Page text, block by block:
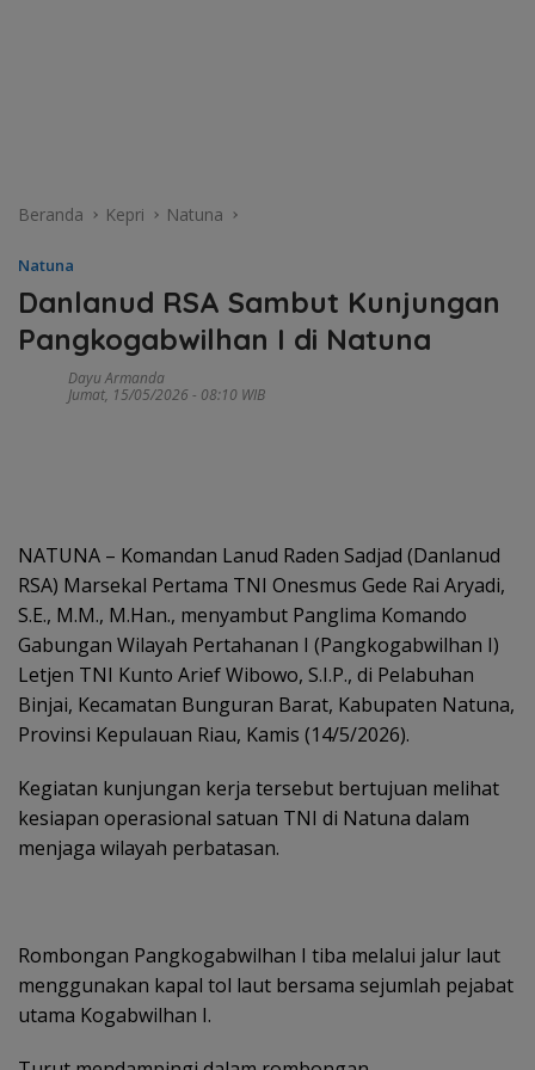
Beranda Kepri Natuna
Natuna
Danlanud RSA Sambut Kunjungan
Pangkogabwilhan I di Natuna
Dayu Armanda
Jumat, 15/05/2026 - 08:10 WIB
NATUNA – Komandan Lanud Raden Sadjad (Danlanud
RSA) Marsekal Pertama TNI Onesmus Gede Rai Aryadi,
S.E., M.M., M.Han., menyambut Panglima Komando
Gabungan Wilayah Pertahanan I (Pangkogabwilhan I)
Letjen TNI Kunto Arief Wibowo, S.I.P., di Pelabuhan
Binjai, Kecamatan Bunguran Barat, Kabupaten Natuna,
Provinsi Kepulauan Riau, Kamis (14/5/2026).
Kegiatan kunjungan kerja tersebut bertujuan melihat
kesiapan operasional satuan TNI di Natuna dalam
menjaga wilayah perbatasan.
Rombongan Pangkogabwilhan I tiba melalui jalur laut
menggunakan kapal tol laut bersama sejumlah pejabat
utama Kogabwilhan I.